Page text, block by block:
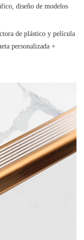
diseño de modelos
de plástico y película
personalizada +